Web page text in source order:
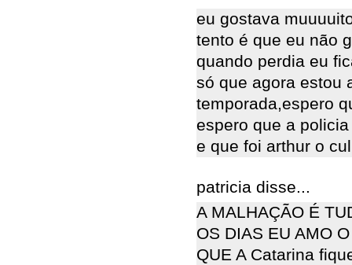
eu gostava
tento é que eu não
quando perdia eu
só que agora estou
temporada,espero
espero que a
e que foi arthur o
patricia disse...
A MALHAÇÃO É
OS DIAS EU AMO
QUE A Catarina